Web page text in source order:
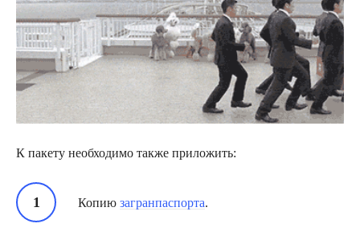
К пакету необходимо также приложить:
Копию загранпаспорта.